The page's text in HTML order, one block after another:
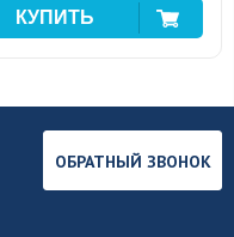
ОБРАТНЫЙ ЗВОНОК